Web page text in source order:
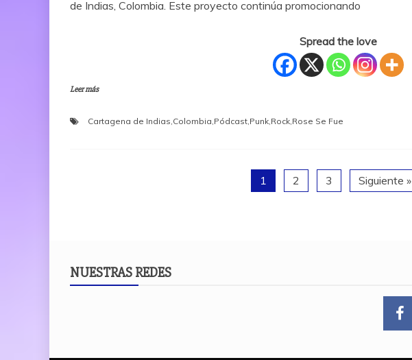
de Indias, Colombia. Este proyecto continúa promocionando
Spread the love
Leer más
Cartagena de Indias,Colombia,Pódcast,Punk,Rock,Rose Se Fue
1 2 3 Siguiente »
NUESTRAS REDES